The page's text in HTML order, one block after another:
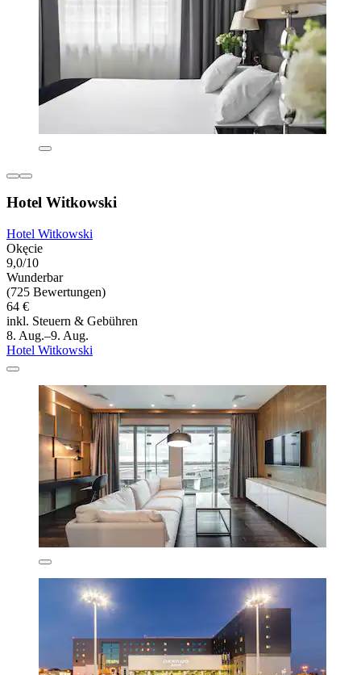
Hotel Witkowski
Hotel Witkowski
Okęcie
9,0/10
Wunderbar
(725 Bewertungen)
64 €
inkl. Steuern & Gebühren
8. Aug.–9. Aug.
Hotel Witkowski